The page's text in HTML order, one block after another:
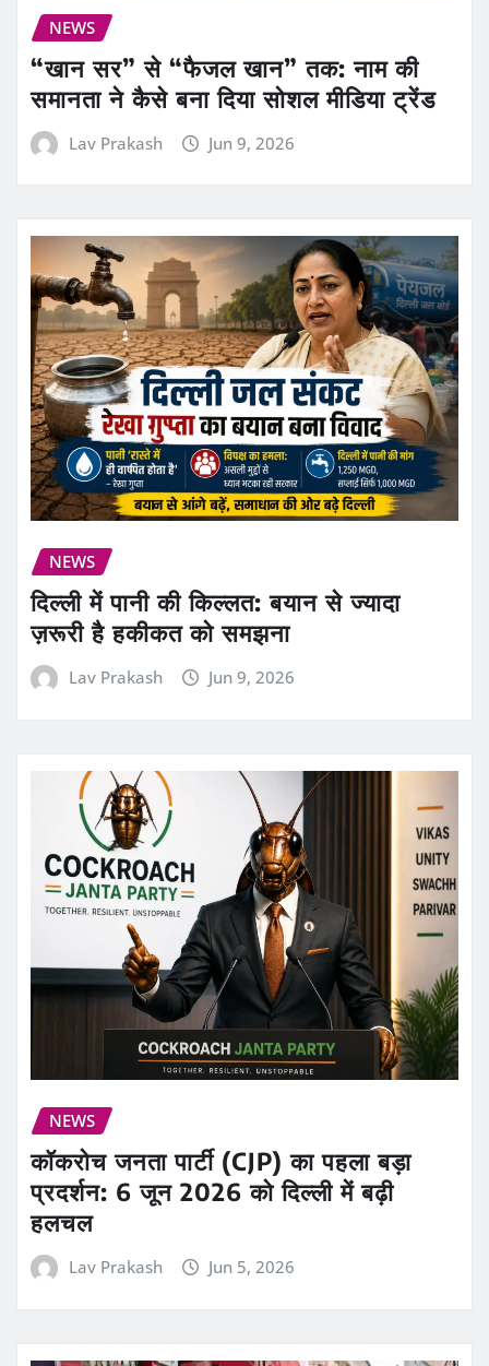
NEWS
“खान सर” से “फैजल खान” तक: नाम की
समानता ने कैसे बना दिया सोशल मीडिया ट्रेंड
Lav Prakash Jun 9, 2026
NEWS
दिल्ली में पानी की किल्लत: बयान से ज्यादा
ज़रूरी है हकीकत को समझना
Lav Prakash Jun 9, 2026
NEWS
कॉकरोच जनता पार्टी (CJP) का पहला बड़ा
प्रदर्शन: 6 जून 2026 को दिल्ली में बढ़ी
हलचल
Lav Prakash Jun 5, 2026